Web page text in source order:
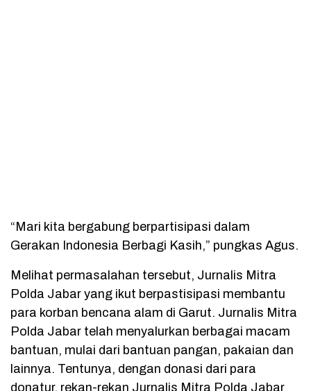
“Mari kita bergabung berpartisipasi dalam
Gerakan Indonesia Berbagi Kasih,” pungkas Agus.
Melihat permasalahan tersebut, Jurnalis Mitra
Polda Jabar yang ikut berpastisipasi membantu
para korban bencana alam di Garut. Jurnalis Mitra
Polda Jabar telah menyalurkan berbagai macam
bantuan, mulai dari bantuan pangan, pakaian dan
lainnya. Tentunya, dengan donasi dari para
donatur, rekan-rekan Jurnalis Mitra Polda Jabar